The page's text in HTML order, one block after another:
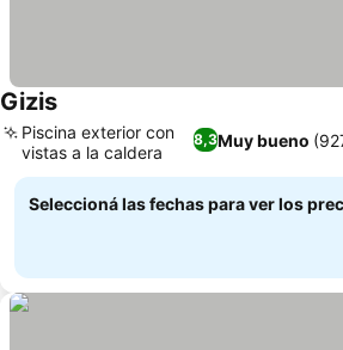
Gizis
8,3Muy bueno
Piscina exterior con
vistas a la caldera
Seleccioná las fechas para ver los